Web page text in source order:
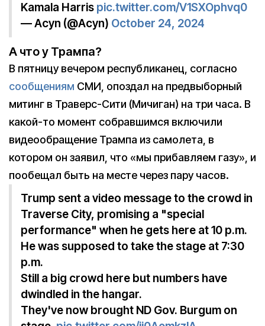
Kamala Harris pic.twitter.com/V1SXOphvq0
— Acyn (@Acyn) October 24, 2024
А что у Трампа?
В пятницу вечером республиканец, согласно
сообщениям СМИ, опоздал на предвыборный
митинг в Траверс-Сити (Мичиган) на три часа. В
какой-то момент собравшимся включили
видеообращение Трампа из самолета, в
котором он заявил, что «мы прибавляем газу», и
пообещал быть на месте через пару часов.
Trump sent a video message to the crowd in
Traverse City, promising a "special
performance" when he gets here at 10 p.m.
He was supposed to take the stage at 7:30
p.m.
Still a big crowd here but numbers have
dwindled in the hangar.
They've now brought ND Gov. Burgum on